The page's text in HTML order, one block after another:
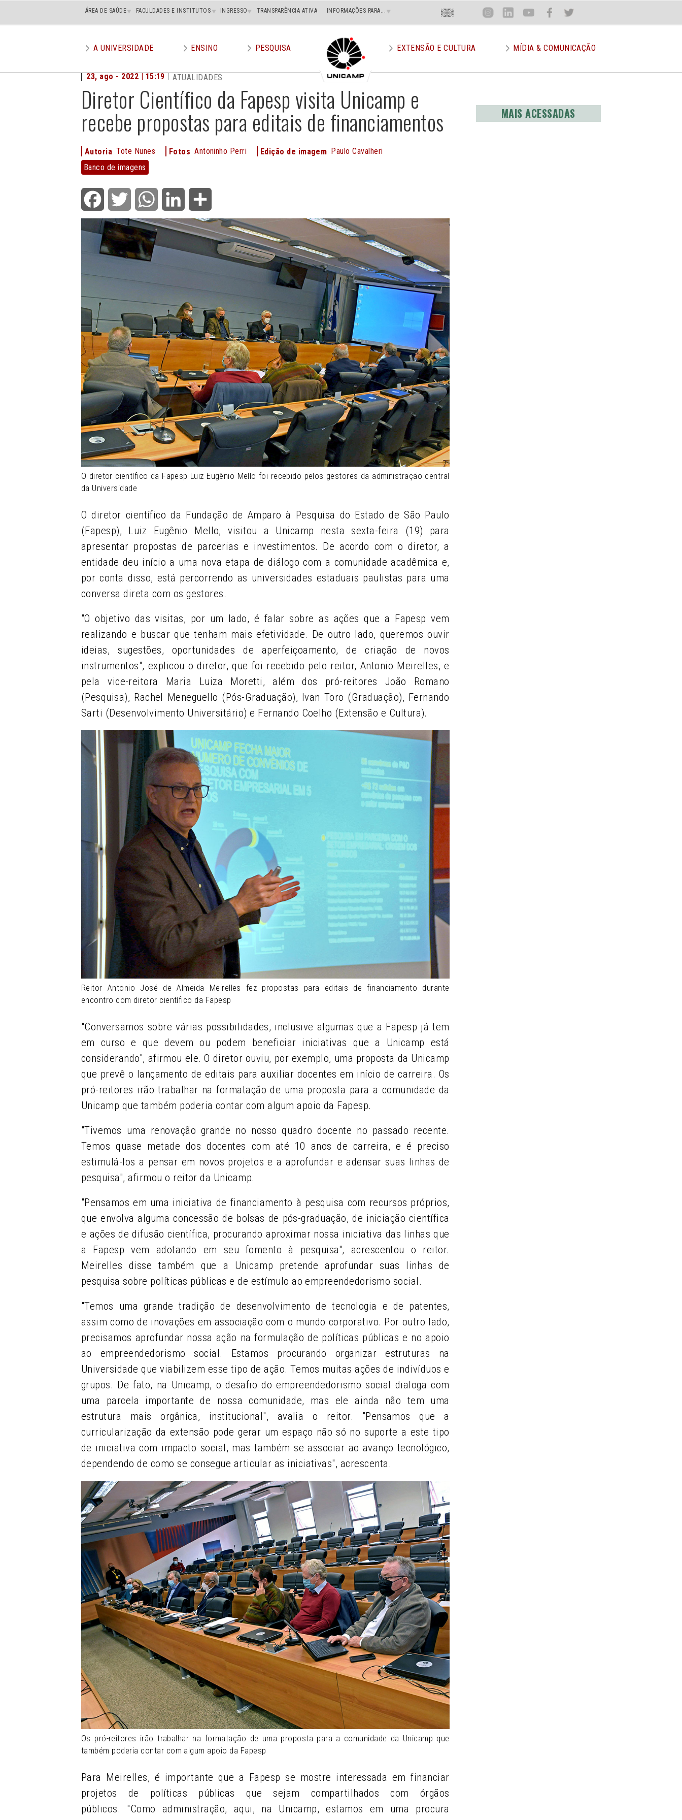
Main
superior
ÁREA DE SAÚDE FACULDADES E INSTITUTOS INGRESSO TRANSPARÊNCIA ATIVA INFORMAÇÕES PARA... Menu
Superior
Direito
En Inst Lin You Face Twit
menu
A UNIVERSIDADE ENSINO PESQUISA EXTENSÃO E CULTURA MÍDIA & COMUNICAÇÃO
Diretor Científico da Fapesp visita Unicamp e
recebe propostas para editais de financiamentos
23, ago - 2022 | 15:19 ATUALIDADES
Autoria Tote Nunes Fotos Antoninho Perri Edição de imagem Paulo Cavalheri
Banco
de
imagens
Banco de imagens
Facebook Twitter WhatsApp LinkedIn
O diretor científico da Fapesp Luiz Eugênio Mello foi recebido pelos gestores da administração central
da Universidade
O diretor científico da Fundação de Amparo à Pesquisa do Estado de São Paulo
(Fapesp), Luiz Eugênio Mello, visitou a Unicamp nesta sexta-feira (19) para
apresentar propostas de parcerias e investimentos. De acordo com o diretor, a
entidade deu início a uma nova etapa de diálogo com a comunidade acadêmica e,
por conta disso, está percorrendo as universidades estaduais paulistas para uma
conversa direta com os gestores.
"O objetivo das visitas, por um lado, é falar sobre as ações que a Fapesp vem
realizando e buscar que tenham mais efetividade. De outro lado, queremos ouvir
ideias, sugestões, oportunidades de aperfeiçoamento, de criação de novos
instrumentos", explicou o diretor, que foi recebido pelo reitor, Antonio Meirelles, e
pela vice-reitora Maria Luiza Moretti, além dos pró-reitores João Romano
(Pesquisa), Rachel Meneguello (Pós-Graduação), Ivan Toro (Graduação), Fernando
Sarti (Desenvolvimento Universitário) e Fernando Coelho (Extensão e Cultura).
Reitor Antonio José de Almeida Meirelles fez propostas para editais de financiamento durante
encontro com diretor científico da Fapesp
"Conversamos sobre várias possibilidades, inclusive algumas que a Fapesp já tem
em curso e que devem ou podem beneficiar iniciativas que a Unicamp está
considerando", afirmou ele. O diretor ouviu, por exemplo, uma proposta da Unicamp
que prevê o lançamento de editais para auxiliar docentes em início de carreira. Os
pró-reitores irão trabalhar na formatação de uma proposta para a comunidade da
Unicamp que também poderia contar com algum apoio da Fapesp.
"Tivemos uma renovação grande no nosso quadro docente no passado recente.
Temos quase metade dos docentes com até 10 anos de carreira, e é preciso
estimulá-los a pensar em novos projetos e a aprofundar e adensar suas linhas de
pesquisa", afirmou o reitor da Unicamp.
"Pensamos em uma iniciativa de financiamento à pesquisa com recursos próprios,
que envolva alguma concessão de bolsas de pós-graduação, de iniciação científica
e ações de difusão científica, procurando aproximar nossa iniciativa das linhas que
a Fapesp vem adotando em seu fomento à pesquisa", acrescentou o reitor.
Meirelles disse também que a Unicamp pretende aprofundar suas linhas de
pesquisa sobre políticas públicas e de estímulo ao empreendedorismo social.
"Temos uma grande tradição de desenvolvimento de tecnologia e de patentes,
assim como de inovações em associação com o mundo corporativo. Por outro lado,
precisamos aprofundar nossa ação na formulação de políticas públicas e no apoio
ao empreendedorismo social. Estamos procurando organizar estruturas na
Universidade que viabilizem esse tipo de ação. Temos muitas ações de indivíduos e
grupos. De fato, na Unicamp, o desafio do empreendedorismo social dialoga com
uma parcela importante de nossa comunidade, mas ele ainda não tem uma
estrutura mais orgânica, institucional", avalia o reitor. "Pensamos que a
curricularização da extensão pode gerar um espaço não só no suporte a este tipo
de iniciativa com impacto social, mas também se associar ao avanço tecnológico,
dependendo de como se consegue articular as iniciativas", acrescenta.
Os pró-reitores irão trabalhar na formatação de uma proposta para a comunidade da Unicamp que
também poderia contar com algum apoio da Fapesp
Para Meirelles, é importante que a Fapesp se mostre interessada em financiar
projetos de políticas públicas que sejam compartilhados com órgãos
públicos. "Como administração, aqui, na Unicamp, estamos em uma procura
MAIS ACESSADAS